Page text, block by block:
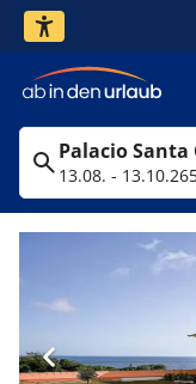
Palacio
13.08. - 13.10.26